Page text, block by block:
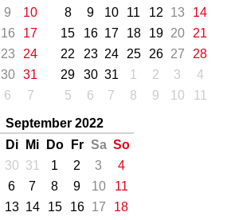
9
10
16
17
23
24
30
31
6 7
8
9 10 11 12 13
14
15
16 17 18 19 20
21
22
23 24 25 26 27
28
29
30 31 1 2 3
4
5
6 7 8 9 10 11
September 2022
Di Mi Do Fr Sa So
30 31 1 2 3
4
6 7 8 9 10
11
13 14 15 16 17
18